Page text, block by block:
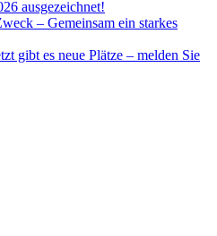
ausgezeichnet!
– Gemeinsam ein starkes
gibt es neue Plätze – melden Sie